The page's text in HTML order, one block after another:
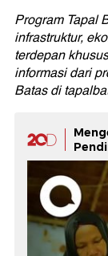
Program Tapal
infrastruktur,
terdepan
informasi dari
Batas di